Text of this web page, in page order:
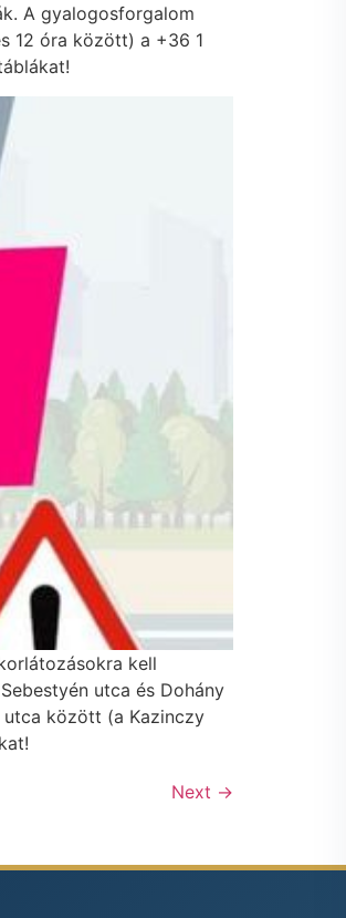
A gyalogosforgalom
12 óra között) a +36 1
kell
utca és Dohány
utca között (a Kazinczy
Next →